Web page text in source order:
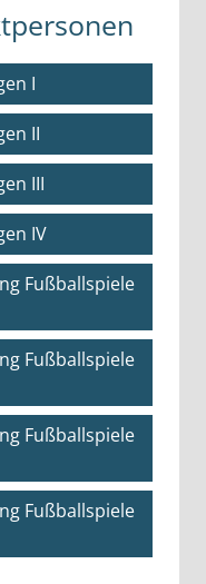
I
II
III
IV
Fußballspiele
Fußballspiele
Fußballspiele
Fußballspiele